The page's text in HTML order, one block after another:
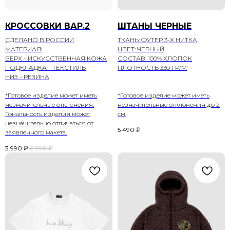
КРОССОВКИ ВАР.2
СДЕЛАНО В РОССИИ
МАТЕРИАЛ:
ВЕРХ - ИСКУССТВЕННАЯ КОЖА
ПОДКЛАДКА - ТЕКСТИЛЬ
НИЗ - РЕЗИНА
*Готовое изделие может иметь
незначительные отклонения.
Тональность изделия может
незначительно отличаться от
заявленного макета.
3 990 ₽ 6 990 ₽
ШТАНЫ ЧЕРНЫЕ
ТКАНЬ: ФУТЕР 3-Х НИТКА
ЦВЕТ: ЧЕРНЫЙ
СОСТАВ: 100% ХЛОПОК
ПЛОТНОСТЬ 330 ГР/М
*Готовое изделие может иметь
незначительные отклонения до 2
см.
5 490 ₽